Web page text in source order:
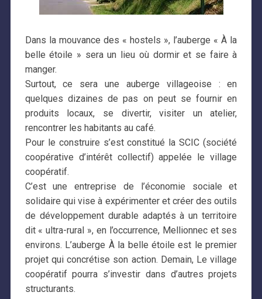
Dans la mouvance des « hostels », l’auberge « À la
belle étoile » sera un lieu où dormir et se faire à
manger.
Surtout, ce sera une auberge villageoise : en
quelques dizaines de pas on peut se fournir en
produits locaux, se divertir, visiter un atelier,
rencontrer les habitants au café.
Pour le construire s’est constitué la SCIC (société
coopérative d’intérêt collectif) appelée le village
coopératif.
C’est une entreprise de l’économie sociale et
solidaire qui vise à expérimenter et créer des outils
de développement durable adaptés à un territoire
dit « ultra-rural », en l’occurrence, Mellionnec et ses
environs. L’auberge À la belle étoile est le premier
projet qui concrétise son action. Demain, Le village
coopératif pourra s’investir dans d’autres projets
structurants.